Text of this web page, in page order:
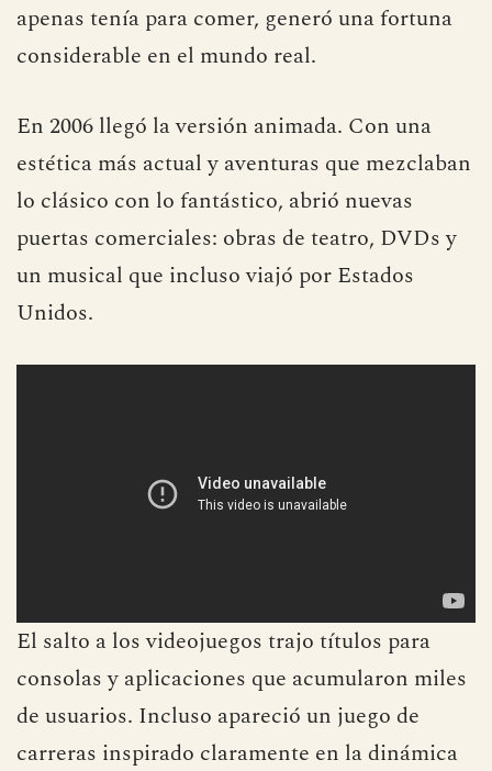
apenas tenía para comer, generó una fortuna
considerable en el mundo real.
En 2006 llegó la versión animada. Con una
estética más actual y aventuras que mezclaban
lo clásico con lo fantástico, abrió nuevas
puertas comerciales: obras de teatro, DVDs y
un musical que incluso viajó por Estados
Unidos.
El salto a los videojuegos trajo títulos para
consolas y aplicaciones que acumularon miles
de usuarios. Incluso apareció un juego de
carreras inspirado claramente en la dinámica